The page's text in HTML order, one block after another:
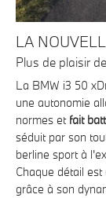
LA
Plus de plaisir
La BMW i3 50
une autonomie
normes et fait
séduit par son
berline sport à
Chaque détail est
grâce à son